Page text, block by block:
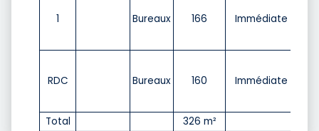
1 Bureaux 166 Immédiate
RDC Bureaux 160 Immédiate
Total
326 m²